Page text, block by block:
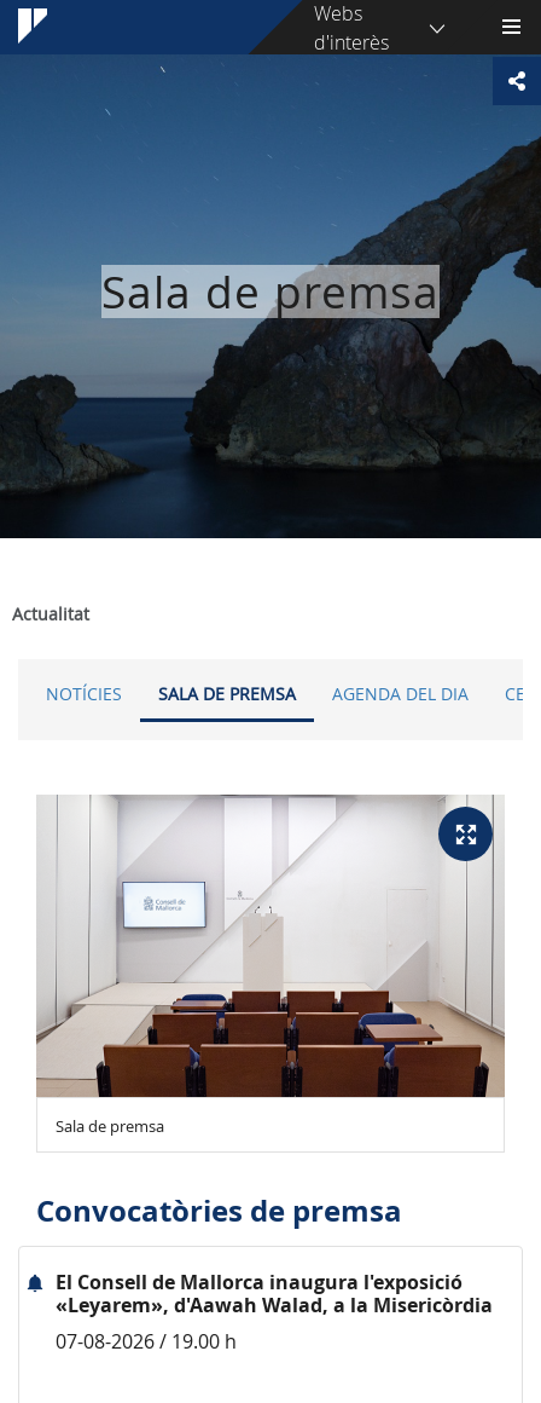
Webs
d'interès
Sala de premsa
Actualitat
NOTÍCIES SALA DE PREMSA AGENDA DEL DIA
Sala de premsa
Convocatòries de premsa
El Consell de Mallorca inaugura l'exposició
«Leyarem», d'Aawah Walad, a la Misericòrdia
07-08-2026 / 19.00 h